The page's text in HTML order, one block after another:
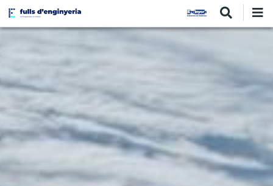
Vés
contingut